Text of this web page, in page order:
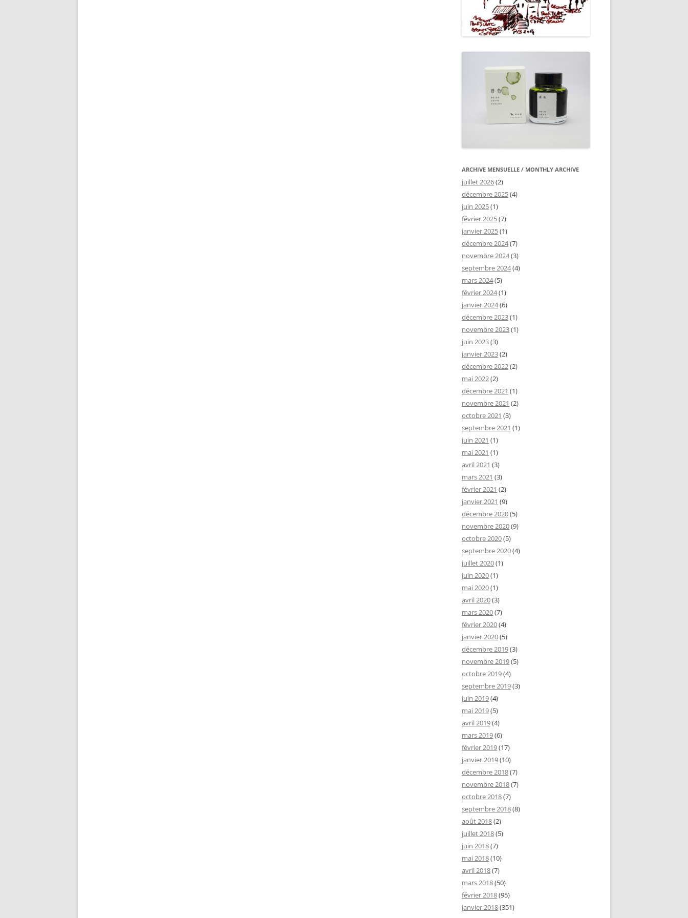
ARCHIVE MENSUELLE / MONTHLY ARCHIVE
juillet 2026(2)
décembre 2025(4)
juin 2025(1)
février 2025(7)
janvier 2025(1)
décembre 2024(7)
novembre 2024(3)
septembre 2024(4)
mars 2024(5)
février 2024(1)
janvier 2024(6)
décembre 2023(1)
novembre 2023(1)
juin 2023(3)
janvier 2023(2)
décembre 2022(2)
mai 2022(2)
décembre 2021 (1)
novembre 2021 (2)
octobre 2021 (3)
septembre 2021 (1)
juin 2021 (1)
mai 2021 (1)
avril 2021 (3)
mars 2021 (3)
février 2021 (2)
janvier 2021 (9)
décembre 2020(5)
novembre 2020(9)
octobre 2020(5)
septembre 2020(4)
juillet 2020(1)
juin 2020(1)
mai 2020(1)
avril 2020(3)
mars 2020(7)
février 2020(4)
janvier 2020(5)
décembre 2019(3)
novembre 2019(5)
octobre 2019(4)
septembre 2019(3)
juin 2019(4)
mai 2019(5)
avril 2019(4)
mars 2019(6)
février 2019(17)
janvier 2019(10)
décembre 2018(7)
novembre 2018(7)
octobre 2018(7)
septembre 2018(8)
août 2018(2)
juillet 2018(5)
juin 2018(7)
mai 2018(10)
avril 2018(7)
mars 2018(50)
février 2018(95)
janvier 2018(351)